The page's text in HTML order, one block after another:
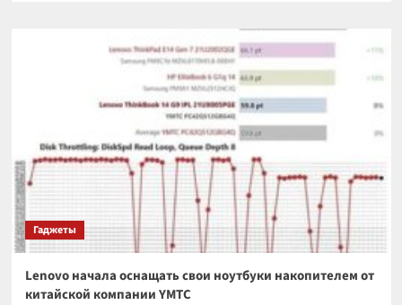
Гаджеты
Lenovo начала оснащать свои ноутбуки накопителем от
китайской компании YMTC